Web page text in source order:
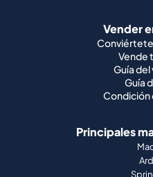
Vender
Vende
Guía
Guía
Condición
Principales